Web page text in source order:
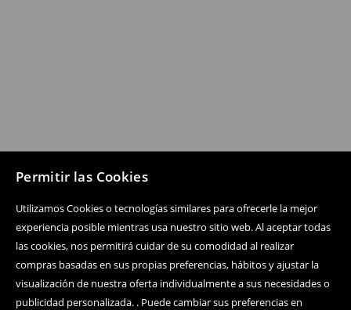
Permitir las Cookies
Utilizamos Cookies o tecnologías similares para ofrecerle la mejor
experiencia posible mientras usa nuestro sitio web. Al aceptar todas
las cookies, nos permitirá cuidar de su comodidad al realizar
compras basadas en sus propias preferencias, hábitos y ajustar la
visualización de nuestra oferta individualmente a sus necesidades o
publicidad personalizada. . Puede cambiar sus preferencias en